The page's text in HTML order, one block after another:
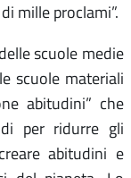
mille proclami”.
scuole medie
scuole materiali
abitudini” che
per ridurre gli
abitudini e